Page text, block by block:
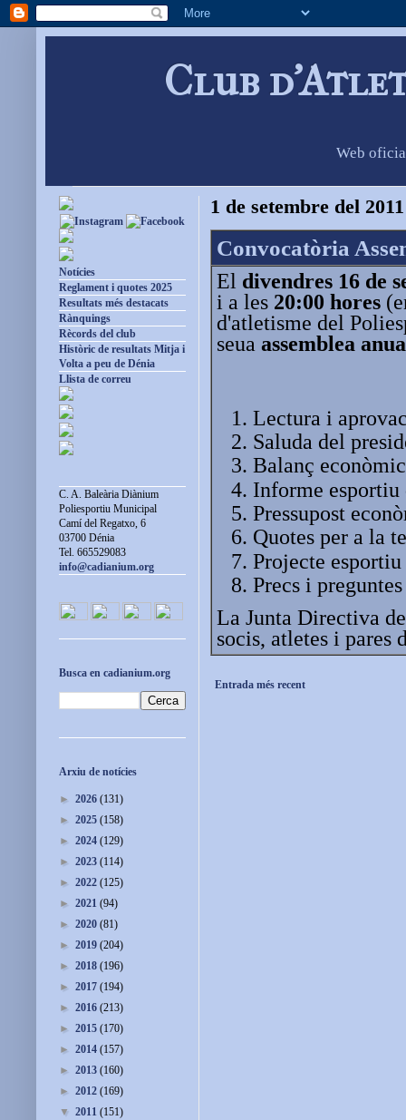
Club
Web
1 de setembre del 2011
Convocatòria
El divendres 16 de
i a les 20:00 hores
d'atletisme del
seua assemblea
Lectura i
Saluda del
Balanç
Informe esportiu
Pressupost
Quotes per a la
Projecte
Precs i preguntes
La Junta Directiva
socis, atletes i pares
Entrada més recent
Notícies
Reglament i quotes 2025
Resultats més destacats
Rànquings
Rècords del club
Històric de resultats Mitja i
Volta a peu de Dénia
Llista de correu
C. A. Baleària Diànium
Poliesportiu Municipal
Camí del Regatxo, 6
03700 Dénia
Tel. 665529083
info@cadianium.org
Busca en cadianium.org
Arxiu de notícies
► 2026 (131)
► 2025 (158)
► 2024 (129)
► 2023 (114)
► 2022 (125)
► 2021 (94)
► 2020 (81)
► 2019 (204)
► 2018 (196)
► 2017 (194)
► 2016 (213)
► 2015 (170)
► 2014 (157)
► 2013 (160)
► 2012 (169)
▼ 2011 (151)